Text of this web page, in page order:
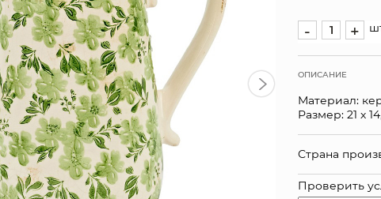
- +
ОПИСАНИЕ
Материал:
Размер: 21 х
Страна
Проверить